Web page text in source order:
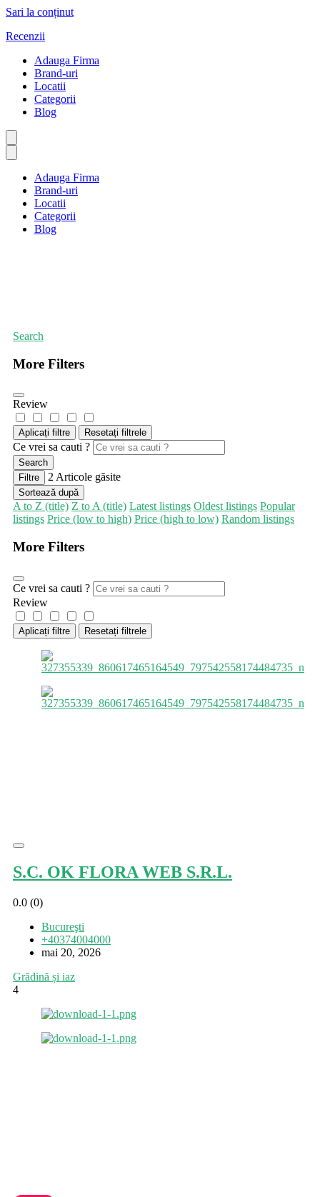
Sari la conținut
Recenzii
Adauga Firma
Brand-uri
Locatii
Categorii
Blog
Adauga Firma
Brand-uri
Locatii
Categorii
Blog
Search
More Filters
Review
Aplicați filtre Resetați filtrele
Ce vrei sa cauti ?
Search
Filtre
2 Articole găsite
Sortează după
A to Z (title) Z to A (title) Latest listings Oldest listings Popular
listings Price (low to high) Price (high to low) Random listings
More Filters
Ce vrei sa cauti ?
Review
Aplicați filtre Resetați filtrele
S.C. OK FLORA WEB S.R.L.
0.0 (0)
Bucureşti
+40374004000
mai 20, 2026
Grădină și iaz
4